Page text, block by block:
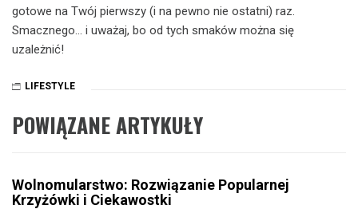
gotowe na Twój pierwszy (i na pewno nie ostatni) raz.
Smacznego… i uważaj, bo od tych smaków można się
uzależnić!
LIFESTYLE
POWIĄZANE ARTYKUŁY
Wolnomularstwo: Rozwiązanie Popularnej
Krzyżówki i Ciekawostki